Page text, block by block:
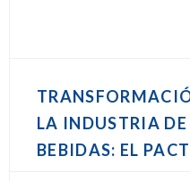
LA INDUSTRIA
BEBIDAS: EL